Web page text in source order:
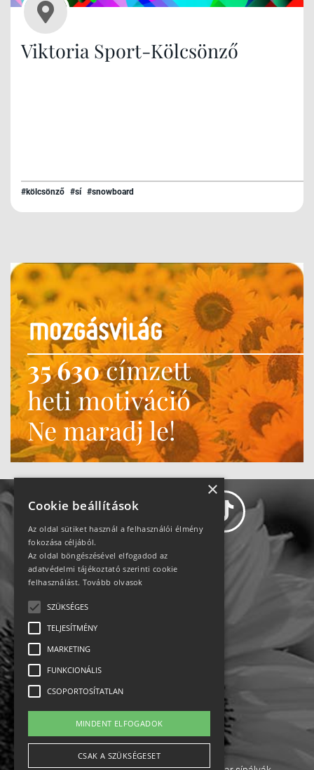
Viktoria Sport-Kölcsönző
#kölcsönző #sí #snowboard
35 630címzett
heti motiváció
Ne maradj le!
Adatvédelem
Impresszum-kapcsolat
English
×
Cookie beállítások
Az oldal sütiket használ a felhasználói élmény
fokozása céljából.
Az oldal böngészésével elfogadod az
adatvédelmi tájékoztató szerinti cookie
felhasználást. Tovább olvasok
SZÜKSÉGES
TELJESÍTMÉNY
MARKETING
FUNKCIONÁLIS
CSOPORTOSÍTATLAN
MINDENT ELFOGADOK
CSAK A SZÜKSÉGESET